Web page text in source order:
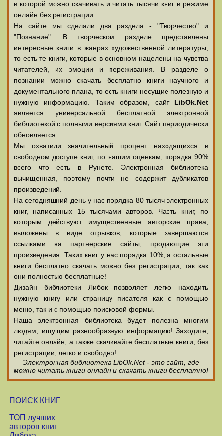
в которой можно скачивать и читать тысячи книг в режиме
онлайн без регистрации.
На сайте мы сделали два раздела - "Творчество" и
"Познание". В творческом разделе представлены
интересные книги в жанрах художественной литературы,
то есть те книги, которые в основном нацелены на чувства
читателей, их эмоции и переживания. В разделе о
познании можно скачать бесплатно книги научного и
документального плана, то есть книги несущие полезную и
нужную информацию. Таким образом, сайт LibOk.Net
является универсальной бесплатной электронной
библиотекой с полными версиями книг. Сайт периодически
обновляется.
Мы охватили значительный процент находящихся в
свободном доступе книг, по нашим оценкам, порядка 90%
всего что есть в Рунете. Электронная библиотека
вычищенная, поэтому почти не содержит дубликатов
произведений.
На сегодняшний день у нас порядка 80 тысяч электронных
книг, написанных 15 тысячами авторов. Часть книг, по
которым действуют имущественные авторские права,
выложены в виде отрывков, которые завершаются
ссылками на партнерские сайты, продающие эти
произведения. Таких книг у нас порядка 10%, а остальные
книги бесплатно скачать можно без регистрации, так как
они полностью бесплатные!
Дизайн библиотеки Либок позволяет легко находить
нужную книгу или страницу писателя как с помощью
меню, так и с помощью поисковой формы.
Наша электронная библиотека будет полезна многим
людям, ищущим разнообразную информацию! Заходите,
читайте онлайн, а также скачивайте бесплатные книги, без
регистрации, легко и свободно!
Электронная библиотека LibOk.Net - это сайт, где
можно читать книги онлайн и скачать книги бесплатно!
ПОИСК КНИГ
ТОП лучших
авторов книг